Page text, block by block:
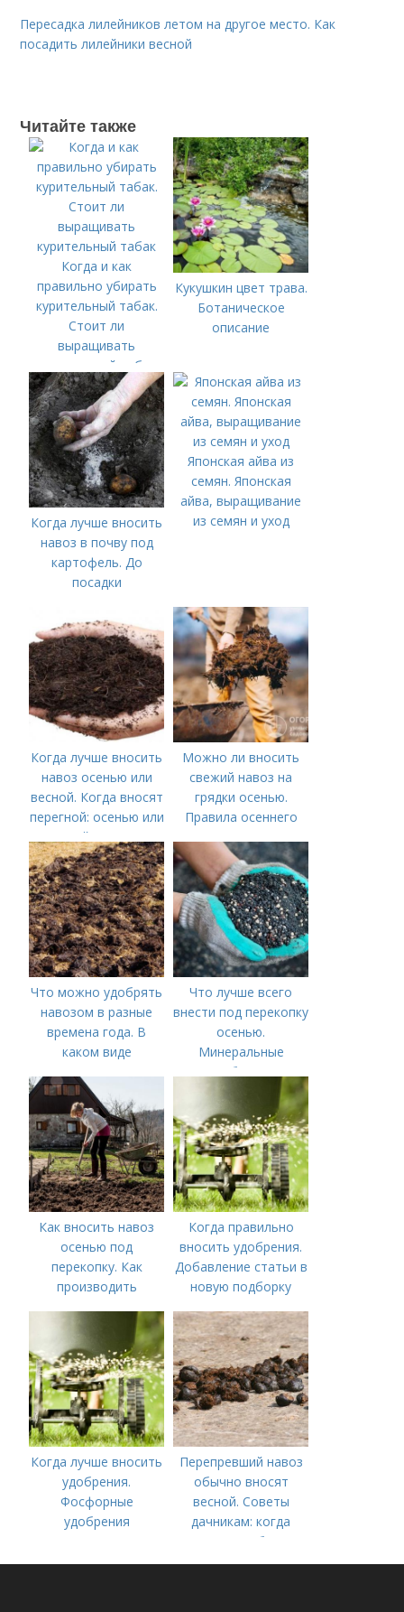
Пересадка лилейников летом на другое место. Как
посадить лилейники весной
Читайте также
Когда и как
правильно убирать
курительный табак.
Стоит ли
выращивать
курительный табак
Кукушкин цвет трава.
Ботаническое
описание
Когда лучше вносить
навоз в почву под
картофель. До
посадки
Японская айва из
семян. Японская
айва, выращивание
из семян и уход
Когда лучше вносить
навоз осенью или
весной. Когда вносят
перегной: осенью или
весной, правила
внесения удобрений
Можно ли вносить
свежий навоз на
грядки осенью.
Правила осеннего
Что можно удобрять
навозом в разные
времена года. В
каком виде
Что лучше всего
внести под перекопку
осенью.
Минеральные
удобрения
Как вносить навоз
осенью под
перекопку. Как
производить
Когда правильно
вносить удобрения.
Добавление статьи в
новую подборку
Когда лучше вносить
удобрения.
Фосфорные
удобрения
Перепревший навоз
обычно вносят
весной. Советы
дачникам: когда
вносить удобрение
— весной или осенью